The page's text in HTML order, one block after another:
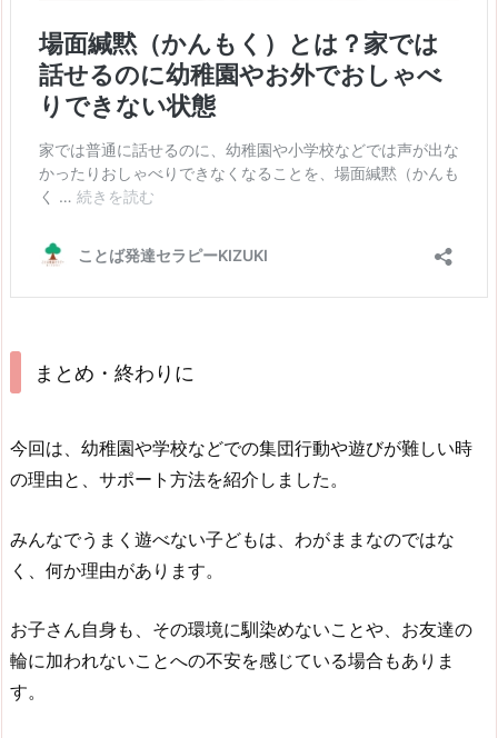
まとめ・終わりに
今回は、幼稚園や学校などでの集団行動や遊びが難しい時
の理由と、サポート方法を紹介しました。
みんなでうまく遊べない子どもは、わがままなのではな
く、何か理由があります。
お子さん自身も、その環境に馴染めないことや、お友達の
輪に加われないことへの不安を感じている場合もありま
す。